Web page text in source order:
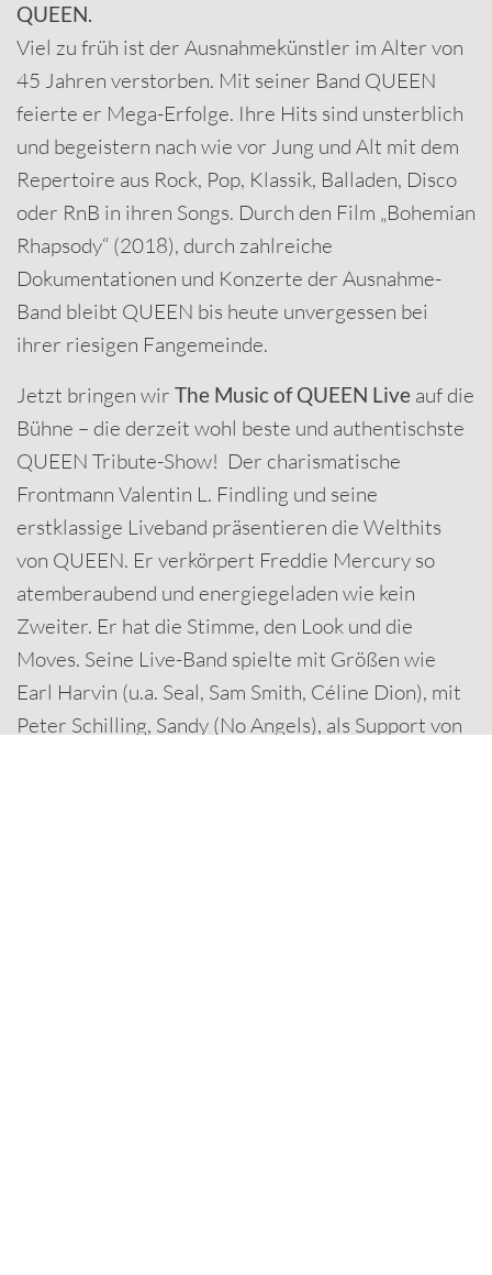
QUEEN.
Viel zu früh ist der Ausnahmekünstler im Alter von
45 Jahren verstorben. Mit seiner Band QUEEN
feierte er Mega-Erfolge. Ihre Hits sind unsterblich
und begeistern nach wie vor Jung und Alt mit dem
Repertoire aus Rock, Pop, Klassik, Balladen, Disco
oder RnB in ihren Songs. Durch den Film „Bohemian
Rhapsody“ (2018), durch zahlreiche
Dokumentationen und Konzerte der Ausnahme-
Band bleibt QUEEN bis heute unvergessen bei
ihrer riesigen Fangemeinde.
Jetzt bringen wir The Music of QUEEN Live auf die
Bühne – die derzeit wohl beste und authentischste
QUEEN Tribute-Show! Der charismatische
Frontmann Valentin L. Findling und seine
erstklassige Liveband präsentieren die Welthits
von QUEEN. Er verkörpert Freddie Mercury so
atemberaubend und energiegeladen wie kein
Zweiter. Er hat die Stimme, den Look und die
Moves. Seine Live-Band spielte mit Größen wie
Earl Harvin (u.a. Seal, Sam Smith, Céline Dion), mit
Peter Schilling, Sandy (No Angels), als Support von